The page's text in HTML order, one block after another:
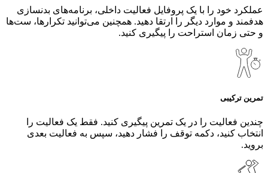
عملکرد خود را با یک پروفایل فعالیت داخلی، برنامه‌های بدنسازی
هدفمند و موارد دیگر را ارتقا دهید. همچنین می‌توانید تکرارها، ست‌ها
و حتی زمان استراحت را پیگیری کنید.
تمرین ترکیبی
چندین فعالیت را در یک تمرین پیگیری کنید. فقط یک فعالیت را
انتخاب کنید، دکمه توقف را فشار دهید، سپس به فعالیت بعدی
بروید.